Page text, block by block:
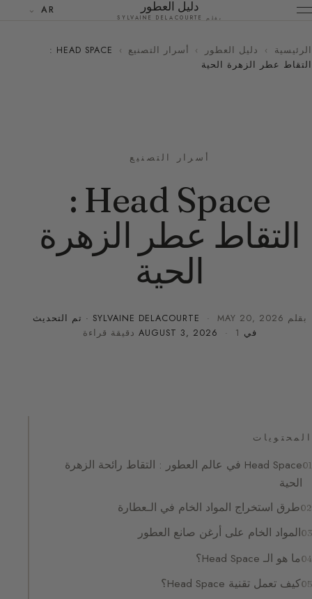
دليل العطور
بقلم SYLVAINE DELACOURTE
AR
الرئيسية › دليل العطور › أسرار التصنيع ›
HEAD SPACE :
التقاط عطر الزهرة الحية
أسرار التصنيع
Head Space :
التقاط عطر الزهرة
الحية
بقلم SYLVAINE DELACOURTE ·MAY 20, 2026
· تم التحديث
في
AUGUST 3, 2026 · 1 دقيقة قراءة
المحتويات
Head Space في عالم العطور : التقاط رائحة الزهرة
الحية
طرق استخراج المواد الخام في الـعطارة
المواد الخام على أرغن صانع العطور
ما هو الـ Head Space؟
كيف تعمل تقنية Head Space؟